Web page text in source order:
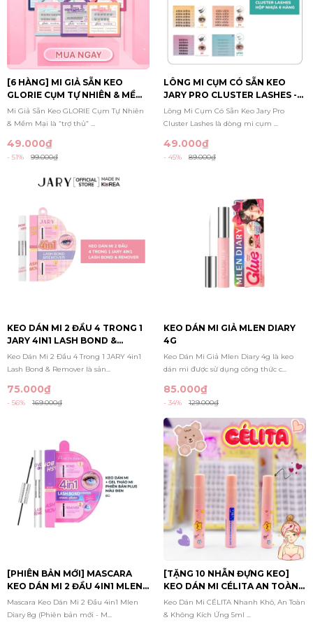
[6 HÀNG] MI GIẢ SẴN KEO
GLORIE CỤM TỰ NHIÊN & MỀM
MẠI
Mi Giả Sẵn Keo GLORIE Cụm Tự Nhiên
& Mềm Mại là “trợ thủ” ...
49.000₫
- 51% 99.000₫
LÔNG MI CỤM CÓ SẴN KEO
JARY PRO CLUSTER LASHES -
HỘP NHỰA 6 HÀNG (KHÔNG VỎ
GIẤY)
Lông Mi Cụm Có Sẵn Keo Jary Pro
Cluster Lashes là dòng mi cụm ...
49.000₫
- 45% 89.000₫
KEO DÁN MI 2 ĐẦU 4 TRONG 1
JARY 4IN1 LASH BOND &
REMOVER
Keo Dán Mi 2 Đầu 4 Trong 1 JARY 4in1
Lash Bond & Remover là sản...
75.000₫
- 56% 169.000₫
KEO DÁN MI GIẢ MLEN DIARY
4G
Keo Dán Mi Giả Mlen Diary 4g là keo
dán mi được sử dụng công thức c...
85.000₫
- 34% 129.000₫
[PHIÊN BẢN MỚI] MASCARA
KEO DÁN MI 2 ĐẦU 4IN1 MLEN
DIARY 8G - MÀU ĐEN
Mascara Keo Dán Mi 2 Đầu 4in1 Mlen
Diary 8g (Phiên bản mới - M...
[TẶNG 10 NHẪN ĐỰNG KEO]
KEO DÁN MI CÉLITA AN TOÀN,
NHANH KHÔ LÂU TRÔI &
KHÔNG KÍCH ỨNG 5ML
Keo Dán Mi CÉLITA Nhanh Khô, An Toàn
& Không Kích Ứng 5ml ...